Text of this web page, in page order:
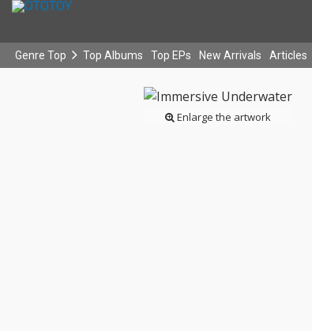
Genre Top Top Albums Top EPs New Arrivals Articles
Enlarge the artwork